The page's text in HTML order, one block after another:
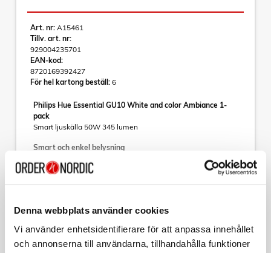
Denna webbplats använder cookies
Vi använder enhetsidentifierare för att anpassa innehållet
och annonserna till användarna, tillhandahålla funktioner
Art. nr: A15461
Tillv. art. nr:
929004235701
EAN-kod:
8720169392427
För hel kartong beställ: 6
Philips Hue Essential GU10 White and color Ambiance 1-
pack
Smart ljuskälla 50W 345 lumen
Smart och enkel belysning
Ta steget in i en värld av smart belysning med den här Philips
Hue Essential spotlighten, som har både fullfärg och
tillhör Hue-familjen White and color ambiance och låter dig
miljontals färger och vita nyanser och ett stort scengalleri
med förinställda ljusscener som utformats av våra experter -
Sortera
Varumärke